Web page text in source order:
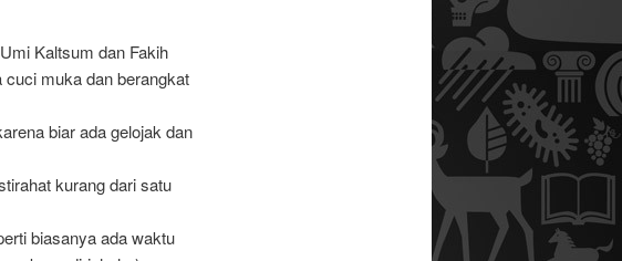
Kaltsum dan Fakih
cuci muka dan berangkat
biar ada gelojak dan
kurang dari satu
biasanya ada waktu